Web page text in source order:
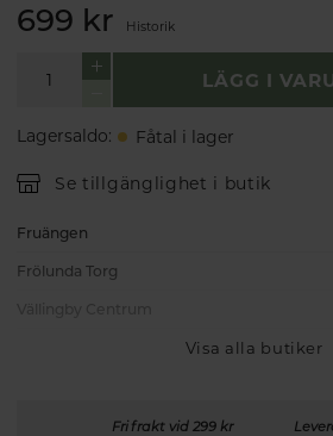
699 kr Historik
LÄGG I
Lagersaldo: Fåtal i lager
Se tillgänglighet i butik
Fruängen
Frölunda Torg
Visa alla butiker
Fri frakt vid 299 kr